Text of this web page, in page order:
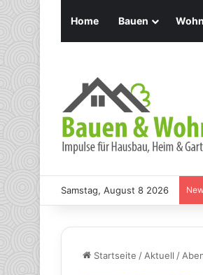
Home Bauen
Samstag, August 8 2026
Startseite /Aktuell /